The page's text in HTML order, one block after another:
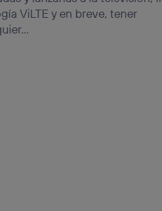
ViLTE y en breve, tener